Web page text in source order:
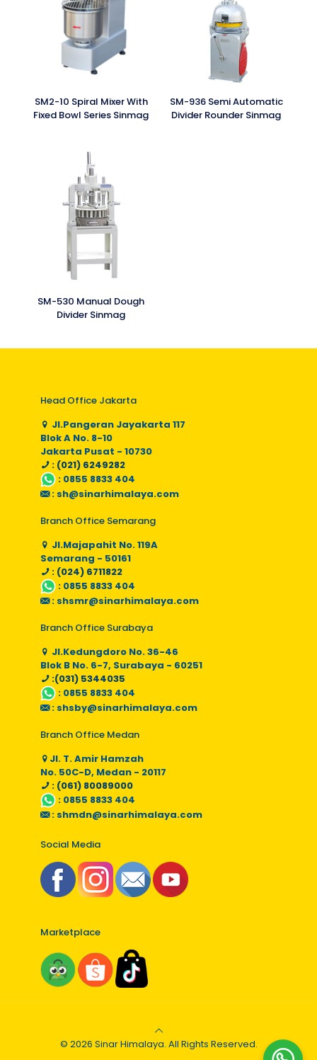
SM2-10 Spiral Mixer With
Fixed Bowl Series Sinmag
SM-936 Semi Automatic
Divider Rounder Sinmag
SM-530 Manual Dough
Divider Sinmag
Head Office Jakarta
Jl.Pangeran Jayakarta 117
Blok A No. 8-10
Jakarta Pusat - 10730
: (021) 6249282
: 0855 8833 404
: sh@sinarhimalaya.com
Branch Office Semarang
Jl.Majapahit No. 119A
Semarang - 50161
: (024) 6711822
: 0855 8833 404
: shsmr@sinarhimalaya.com
Branch Office Surabaya
Jl.Kedungdoro No. 36-46
Blok B No. 6-7, Surabaya - 60251
:(031) 5344035
: 0855 8833 404
: shsby@sinarhimalaya.com
Branch Office Medan
Jl. T. Amir Hamzah
No. 50C-D, Medan - 20117
: (061) 80089000
: 0855 8833 404
: shmdn@sinarhimalaya.com
Social Media
Marketplace
© 2026 Sinar Himalaya. All Rights Reserved.